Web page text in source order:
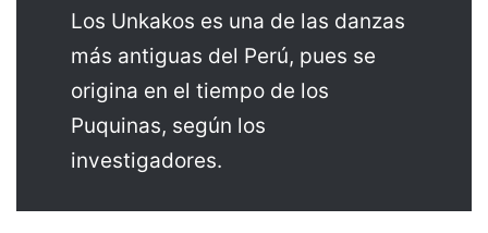
Los Unkakos es una de las danzas
más antiguas del Perú, pues se
origina en el tiempo de los
Puquinas, según los
investigadores.